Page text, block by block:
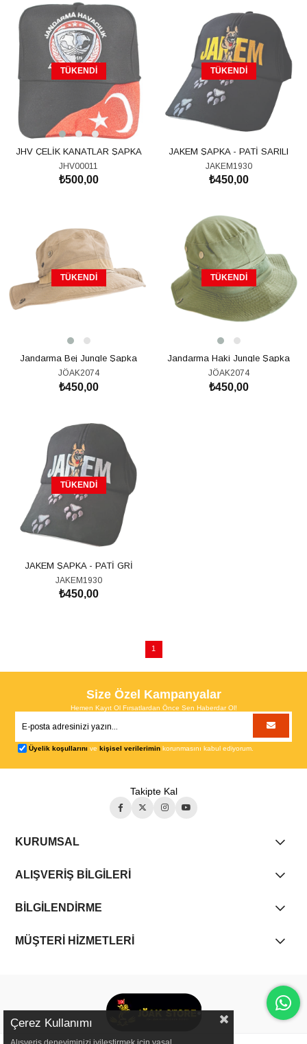
TÜKENDI
JHV ÇELİK KANATLAR ŞAPKA
JHV00011
₺500,00
TÜKENDI
JAKEM ŞAPKA - PATİ SARILI
JAKEM1930
₺450,00
TÜKENDI
Jandarma Bej Jungle Şapka
JÖAK2074
₺450,00
TÜKENDI
Jandarma Haki Jungle Şapka
JÖAK2074
₺450,00
TÜKENDI
JAKEM ŞAPKA - PATİ GRİ
JAKEM1930
₺450,00
1
Size Özel Kampanyalar
Hemen Kayıt Ol Fırsatlardan Önce Sen Haberdar Ol!
Üyelik koşullarını vekişisel verilerimin korunmasını kabul ediyorum.
Takipte Kal
KURUMSAL
ALIŞVERİŞ BİLGİLERİ
BİLGİLENDİRME
MÜŞTERİ HİZMETLERİ
Çerez Kullanımı